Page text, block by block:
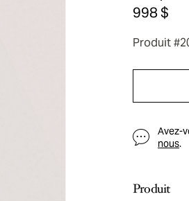
998 $
Produit
Avez-
nous.
Produit